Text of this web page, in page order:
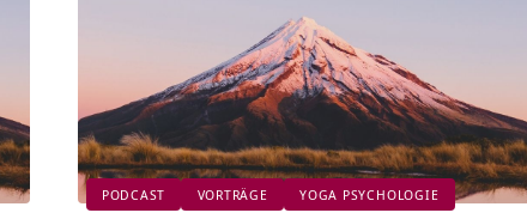
PODCAST VORTRÄGE YOGA PSYCHOLOGIE